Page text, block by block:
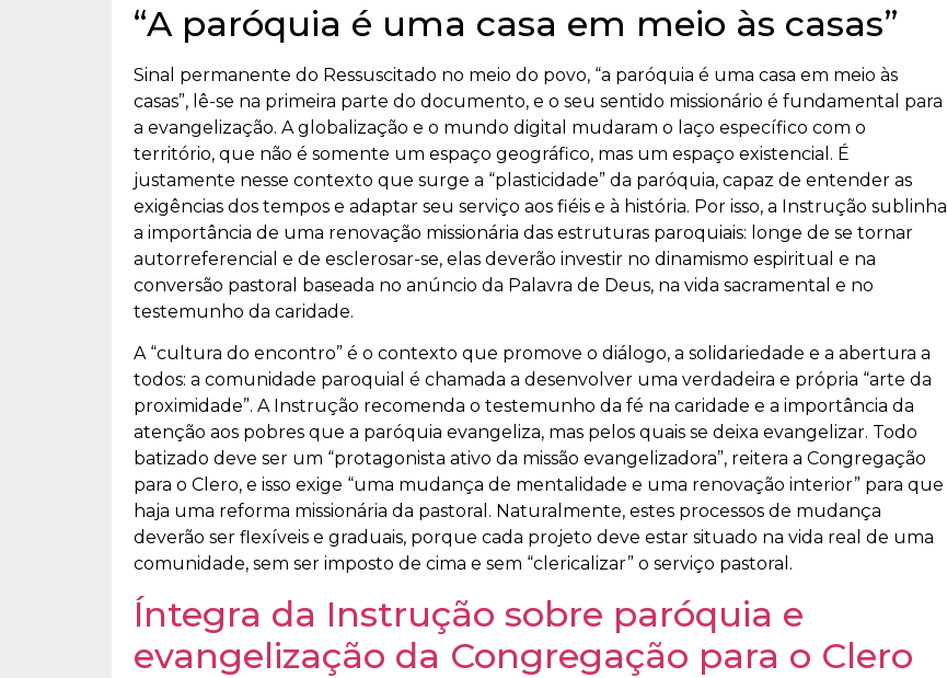
áudio
setas
para
cima
ou
para
aumentar
ou
“A paróquia é uma casa em meio às casas”
Sinal permanente do Ressuscitado no meio do povo, “a paróquia é uma casa em meio às
casas”, lê-se na primeira parte do documento, e o seu sentido missionário é fundamental para
a evangelização. A globalização e o mundo digital mudaram o laço específico com o
território, que não é somente um espaço geográfico, mas um espaço existencial. É
justamente nesse contexto que surge a “plasticidade” da paróquia, capaz de entender as
exigências dos tempos e adaptar seu serviço aos fiéis e à história. Por isso, a Instrução sublinha
a importância de uma renovação missionária das estruturas paroquiais: longe de se tornar
autorreferencial e de esclerosar-se, elas deverão investir no dinamismo espiritual e na
conversão pastoral baseada no anúncio da Palavra de Deus, na vida sacramental e no
testemunho da caridade.
A “cultura do encontro” é o contexto que promove o diálogo, a solidariedade e a abertura a
todos: a comunidade paroquial é chamada a desenvolver uma verdadeira e própria “arte da
proximidade”. A Instrução recomenda o testemunho da fé na caridade e a importância da
atenção aos pobres que a paróquia evangeliza, mas pelos quais se deixa evangelizar. Todo
batizado deve ser um “protagonista ativo da missão evangelizadora”, reitera a Congregação
para o Clero, e isso exige “uma mudança de mentalidade e uma renovação interior” para que
haja uma reforma missionária da pastoral. Naturalmente, estes processos de mudança
deverão ser flexíveis e graduais, porque cada projeto deve estar situado na vida real de uma
comunidade, sem ser imposto de cima e sem “clericalizar” o serviço pastoral.
Íntegra da Instrução sobre paróquia e
evangelização da Congregação para o Clero